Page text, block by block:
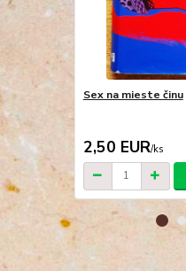
Sex na mieste činu
2,50 EUR/ks